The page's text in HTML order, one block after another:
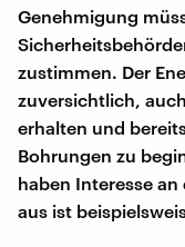
Genehmigung
zustimmen. Der
zuversichtlich,
erhalten und
Bohrungen zu
haben Interesse
aus ist